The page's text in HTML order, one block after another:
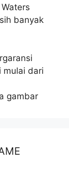
banyak
mulai dari
gambar